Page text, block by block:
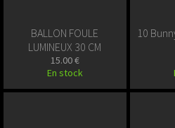
BALLON FOULE
LUMINEUX 30 CM
15.00 €
En stock
10